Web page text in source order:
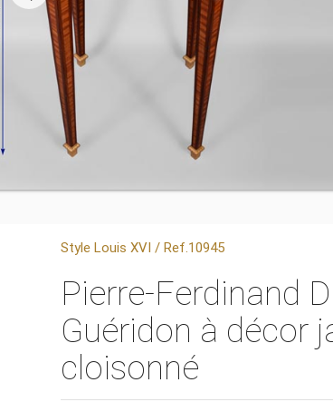
Style Louis XVI / Ref.10945
Pierre-Ferdinand
Guéridon à décor
cloisonné